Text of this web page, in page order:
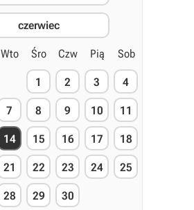
czerwiec
Wto Śro Czw Pią Sob
1 2 3 4
7 8 9 10 11
14 15 16 17 18
21 22 23 24 25
28 29 30